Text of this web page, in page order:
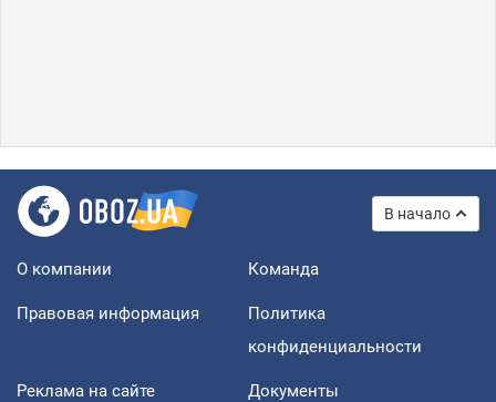
В начало
О компании Команда
Правовая информация
Политика
конфиденциальности
Реклама на сайте Документы